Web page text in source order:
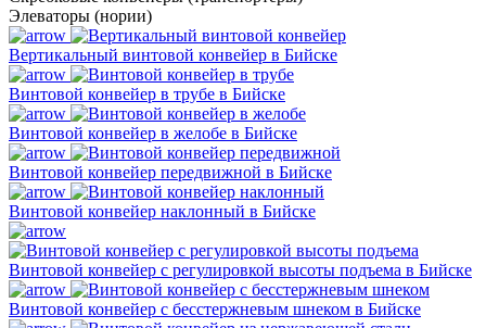
Элеваторы (нории)
Вертикальный винтовой конвейер в Бийске
Винтовой конвейер в трубе в Бийске
Винтовой конвейер в желобе в Бийске
Винтовой конвейер передвижной в Бийске
Винтовой конвейер наклонный в Бийске
Винтовой конвейер с регулировкой высоты подъема в Бийске
Винтовой конвейер с бесстержневым шнеком в Бийске